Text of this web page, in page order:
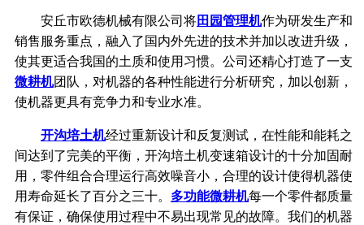
安丘市欧德机械有限公司将田园管理机作为研发生产和
销售服务重点，融入了国内外先进的技术并加以改进升级，
使其更适合我国的土质和使用习惯。公司还精心打造了一支
微耕机团队，对机器的各种性能进行分析研究，加以创新，
使机器更具有竞争力和专业水准。
开沟培土机经过重新设计和反复测试，在性能和能耗之
间达到了完美的平衡，开沟培土机变速箱设计的十分加固耐
用，零件组合合理运行高效噪音小，合理的设计使得机器使
用寿命延长了百分之三十。 多功能微耕机每一个零件都质量
有保证，确保使用过程中不易出现常见的故障。我们的机器